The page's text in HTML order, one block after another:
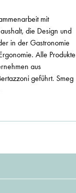
mit
die Design und
in der Gastronomie
Alle Produkte
aus
geführt. Smeg